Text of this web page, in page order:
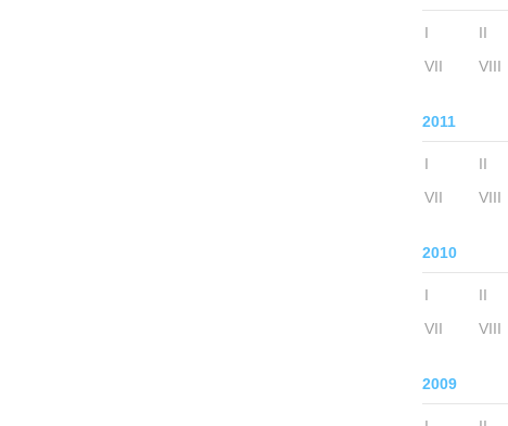
I II
VII
VIII
2011
I II
VII
VIII
2010
I II
VII
VIII
2009